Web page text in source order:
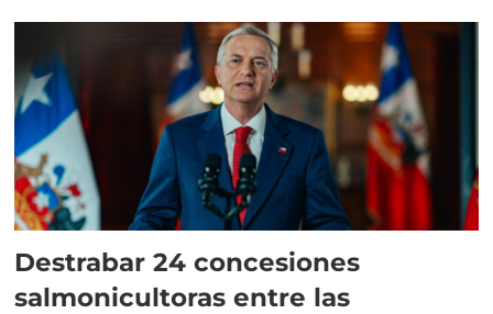
Destrabar 24 concesiones
salmonicultoras entre las